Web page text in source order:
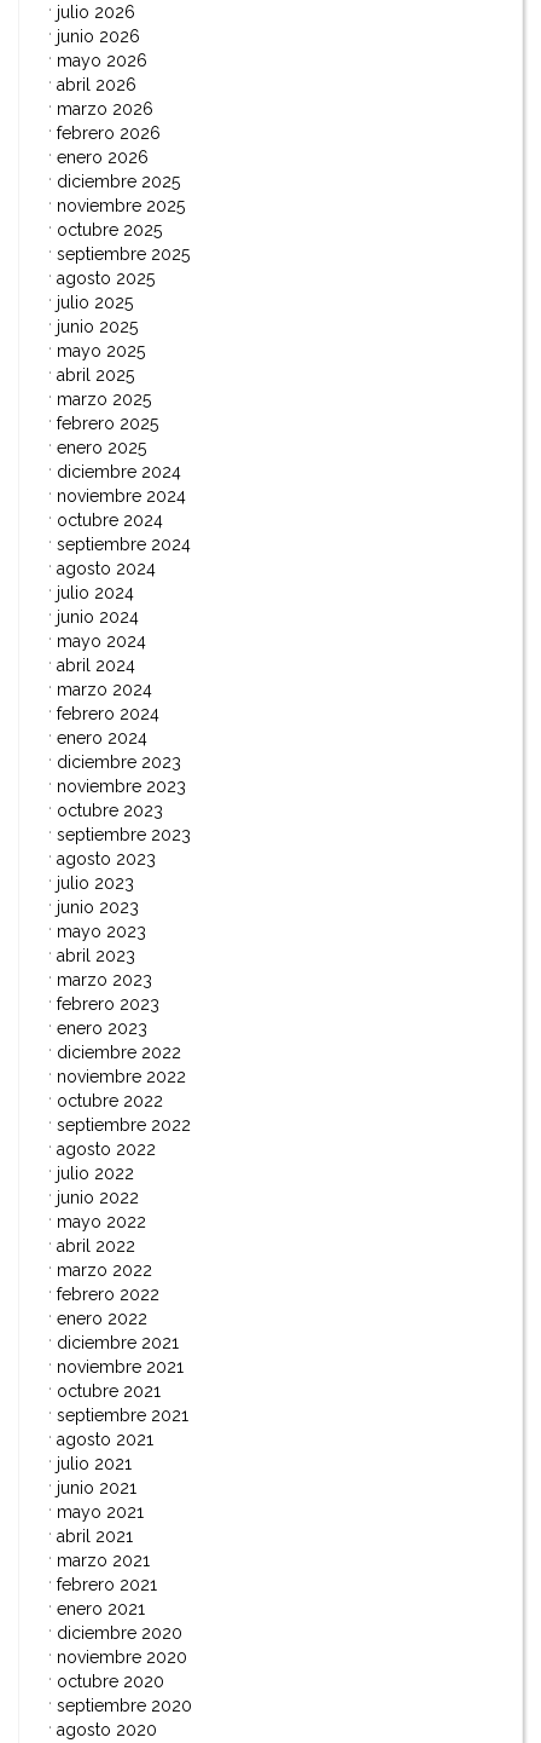
julio 2026
junio 2026
mayo 2026
abril 2026
marzo 2026
febrero 2026
enero 2026
diciembre 2025
noviembre 2025
octubre 2025
septiembre 2025
agosto 2025
julio 2025
junio 2025
mayo 2025
abril 2025
marzo 2025
febrero 2025
enero 2025
diciembre 2024
noviembre 2024
octubre 2024
septiembre 2024
agosto 2024
julio 2024
junio 2024
mayo 2024
abril 2024
marzo 2024
febrero 2024
enero 2024
diciembre 2023
noviembre 2023
octubre 2023
septiembre 2023
agosto 2023
julio 2023
junio 2023
mayo 2023
abril 2023
marzo 2023
febrero 2023
enero 2023
diciembre 2022
noviembre 2022
octubre 2022
septiembre 2022
agosto 2022
julio 2022
junio 2022
mayo 2022
abril 2022
marzo 2022
febrero 2022
enero 2022
diciembre 2021
noviembre 2021
octubre 2021
septiembre 2021
agosto 2021
julio 2021
junio 2021
mayo 2021
abril 2021
marzo 2021
febrero 2021
enero 2021
diciembre 2020
noviembre 2020
octubre 2020
septiembre 2020
agosto 2020